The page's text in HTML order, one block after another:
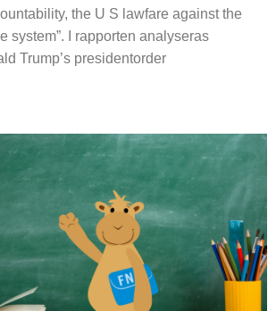
the U S lawfare against the
system”. I rapporten analyseras
Trump’s presidentorder